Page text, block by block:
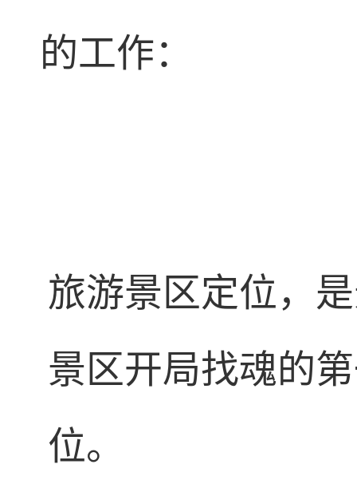
的工作：
旅游景区定位，
景区开局找魂的
位。